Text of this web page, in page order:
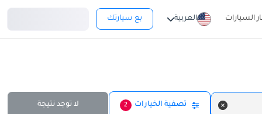
السيارات العربية بع سيارتك
تصفية الخيارات 2 لا توجد نتيجة